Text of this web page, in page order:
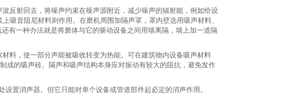
射回去，将噪声约束在噪声源附近，减少噪声的辐射能，例如给设
吸音阻尼材料则作用。在磨机周围加隔声罩，罩内壁选用吸声材料、
有一种办法就是将磨体与它的驱动设备之间用墙离隔，墙上加一道隔
，使一部分声能被吸收转变为热能。可在建筑物内设备吸声材料
成的吸声砖。隔声和吸声结构本身应对振动有较大的阻抗，避免发作
消声器。但它只能对单个设备或管道部件起必定的消声作用。